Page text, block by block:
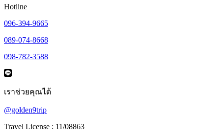
Hotline
096-394-9665
089-074-8668
098-782-3588
เราช่วยคุณได้
@golden9trip
Travel License : 11/08863